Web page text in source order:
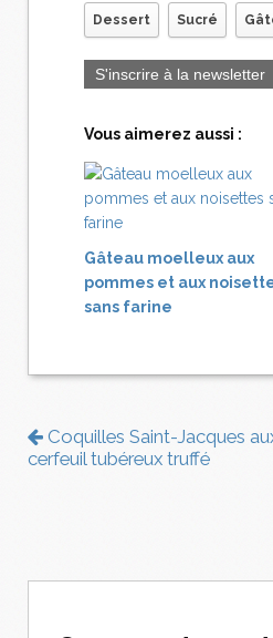
Dessert Sucré
S'inscrire à la newsletter
Vous aimerez aussi :
Gâteau moelleux aux
pommes et aux
sans farine
Coquilles Saint-Jacques
cerfeuil tubéreux truffé